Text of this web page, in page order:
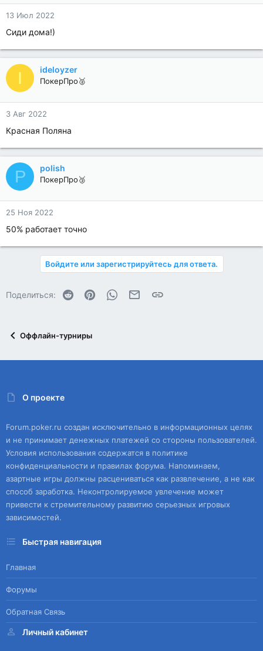
13 Июл 2022
Сиди дома!)
I ideloyzer
ПокерПро🥈
3 Авг 2022
Красная Поляна
P polish
ПокерПро🥉
25 Ноя 2022
50% работает точно
Войдите или зарегистрируйтесь для ответа.
Поделиться: Reddit PinterestWhatsAppЭлектронная почта
Ссылка
Оффлайн-турниры
О проекте
Forum.poker.ru создан исключительно в информационных целях
и не принимает денежных платежей со стороны пользователей.
Условия использования содержатся в политике
конфиденциальности и правилах форума. Напоминаем,
азартные игры должны расцениваться как развлечение, а не как
способ заработка. Неконтролируемое увлечение может
привести к стремительному развитию серьезных игровых
зависимостей.
Быстрая навигация
Главная
Форумы
Обратная Связь
Личный кабинет